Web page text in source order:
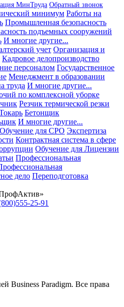
МинТруда Обратный звонок
минимум Работы на
Промышленная безопасность
подъемных сооружений
И многие другие...
учет Организация и
Кадровое делопроизводство
персоналом Государственное
Менеджмент в образовании
труда И многие другие...
по комплексной уборке
Резчик термической резки
Бетонщик
И многие другие...
Обучение для СРО Экспертиза
Контрактная система в сфере
Обучение для Лицензии
Профессиональная
дело Переподготовка
25-91
Business Paradigm. Все права